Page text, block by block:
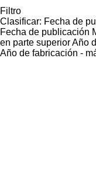
Filtro
Clasificar: Fecha de
Fecha de publicación
en parte superiorAño
Año de fabricación -